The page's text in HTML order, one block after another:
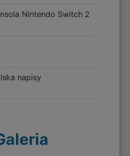
Nintendo Switch 2
napisy